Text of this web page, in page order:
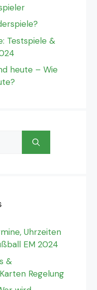
Testspiele &
heute – Wie
Uhrzeiten
EM 2024
&
Regelung